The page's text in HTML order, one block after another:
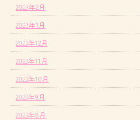
2023年2月
2023年1月
2022年12月
2022年11月
2022年10月
2022年9月
2022年8月